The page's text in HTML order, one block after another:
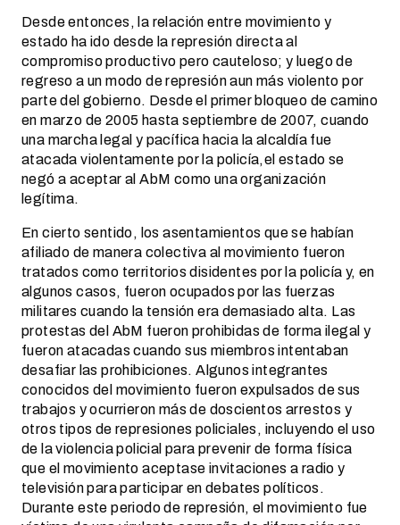
Desde entonces, la relación entre movimiento y
estado ha ido desde la represión directa al
compromiso productivo pero cauteloso; y luego de
regreso a un modo de represión aun más violento por
parte del gobierno. Desde el primer bloqueo de camino
en marzo de 2005 hasta septiembre de 2007, cuando
una marcha legal y pacífica hacia la alcaldía fue
atacada violentamente por la policía,el estado se
negó a aceptar al AbM como una organización
legítima.
En cierto sentido, los asentamientos que se habían
afiliado de manera colectiva al movimiento fueron
tratados como territorios disidentes por la policía y, en
algunos casos, fueron ocupados por las fuerzas
militares cuando la tensión era demasiado alta. Las
protestas del AbM fueron prohibidas de forma ilegal y
fueron atacadas cuando sus miembros intentaban
desafiar las prohibiciones. Algunos integrantes
conocidos del movimiento fueron expulsados de sus
trabajos y ocurrieron más de doscientos arrestos y
otros tipos de represiones policiales, incluyendo el uso
de la violencia policial para prevenir de forma física
que el movimiento aceptase invitaciones a radio y
televisión para participar en debates políticos.
Durante este periodo de represión, el movimiento fue